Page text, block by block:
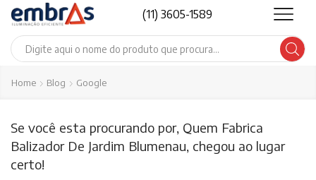
(11) 3605-1589
Search
Home Blog Google
Se você esta procurando por, Quem Fabrica
Balizador De Jardim Blumenau, chegou ao lugar
certo!